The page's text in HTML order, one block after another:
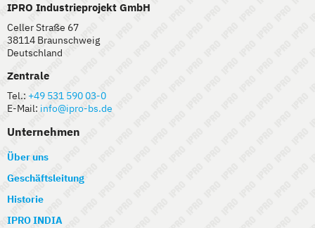
IPRO Industrieprojekt GmbH
Celler Straße 67
38114 Braunschweig
Deutschland
Zentrale
Tel.: +49 531 590 03-0
E-Mail: info@ipro-bs.de
Unternehmen
Über uns
Geschäftsleitung
Historie
IPRO INDIA